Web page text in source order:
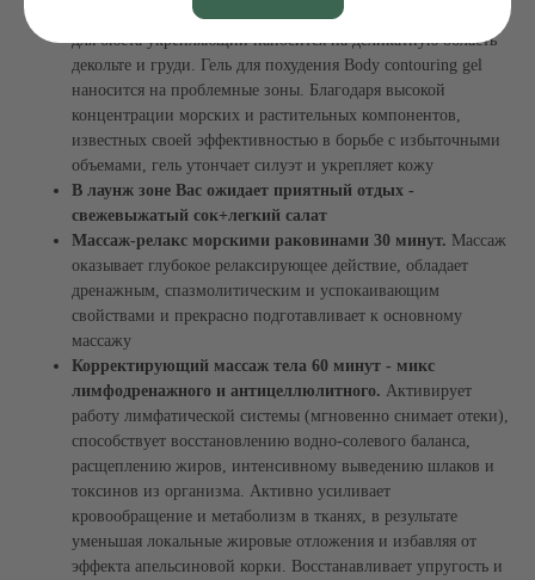
эластичность, дарит коже мякоть и делает ее атласной. Гель
для бюста укрепляющий наносится на деликатную область
декольте и груди. Гель для похудения Body contouring gel
наносится на проблемные зоны. Благодаря высокой
концентрации морских и растительных компонентов,
известных своей эффективностью в борьбе с избыточными
объемами, гель утончает силуэт и укрепляет кожу
В лаунж зоне Вас ожидает приятный отдых -
свежевыжатый сок+легкий салат
Массаж-релакс морскими раковинами 30 минут. Массаж
оказывает глубокое релаксирующее действие, обладает
дренажным, спазмолитическим и успокаивающим
свойствами и прекрасно подготавливает к основному
массажу
Корректирующий массаж тела 60 минут - микс
лимфодренажного и антицеллюлитного. Активирует
работу лимфатической системы (мгновенно снимает отеки),
способствует восстановлению водно-солевого баланса,
расщеплению жиров, интенсивному выведению шлаков и
токсинов из организма. Активно усиливает
кровообращение и метаболизм в тканях, в результате
уменьшая локальные жировые отложения и избавляя от
эффекта апельсиновой корки. Восстанавливает упругость и
+7 (495) 120-23-81